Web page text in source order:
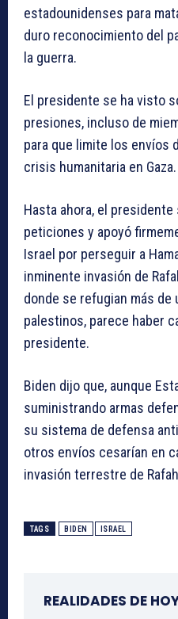
estadounidenses para
duro reconocimiento del
la guerra.
El presidente se ha visto
presiones, incluso de
para que limite los envíos
crisis humanitaria en Gaza.
Hasta ahora, el
peticiones y apoyó
Israel por perseguir a
inminente invasión de
donde se refugian más de
palestinos, parece haber
presidente.
Biden dijo que, aunque
suministrando armas
su sistema de defensa
otros envíos cesarían en
invasión terrestre de
TAGS BIDEN ISRAEL
REALIDADES DE